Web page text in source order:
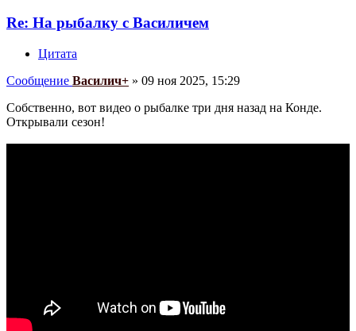
Re: На рыбалку с Василичем
Цитата
Сообщение Василич+ » 09 ноя 2025, 15:29
Собственно, вот видео о рыбалке три дня назад на Конде.
Открывали сезон!